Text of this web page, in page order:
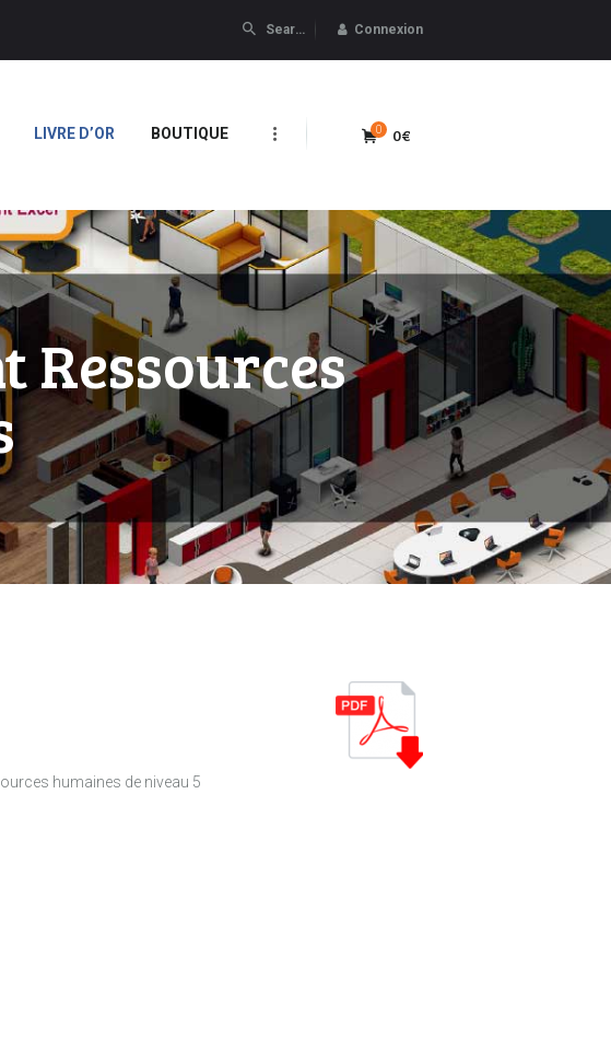
Connexion
LIVRE D’OR BOUTIQUE 0€
0
Ressources
humaines de niveau 5